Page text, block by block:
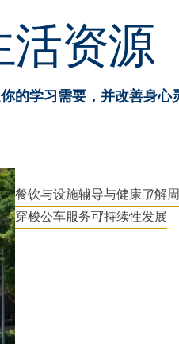
活资源
的学习需要，并改善身心
餐饮与设施辅导与健康了解
穿梭公车服务可持续性发展